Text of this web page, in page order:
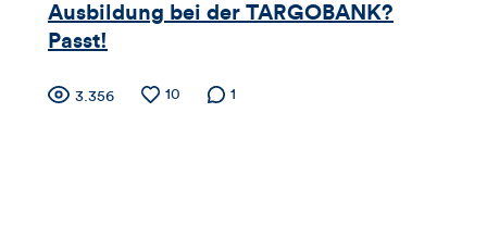
Ausbildung bei der TARGOBANK?
Passt!
Zähler
Anzahl3.356
Anzahl
10
Anzahl der
1